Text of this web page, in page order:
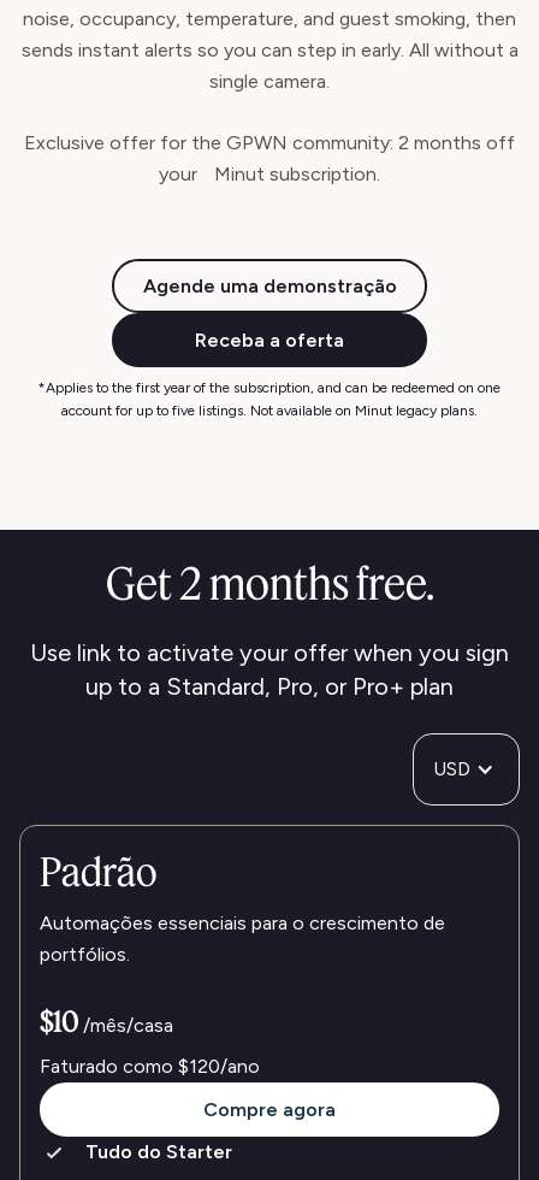
noise, occupancy, temperature, and guest smoking, then
sends instant alerts so you can step in early. All without a
single camera.
Exclusive offer for the GPWN community: 2 months off
your Minut subscription.
Agende uma demonstração
Receba a oferta
*Applies to the first year of the subscription, and can be redeemed on one
account for up to five listings. Not available on Minut legacy plans.
Get 2 months free.
Use link to activate your offer when you sign
up to a Standard, Pro, or Pro+ plan
USD
Padrão
Automações essenciais para o crescimento de
portfólios.
$10 /mês/casa
Faturado como $120/ano
Compre agora
Tudo do Starter